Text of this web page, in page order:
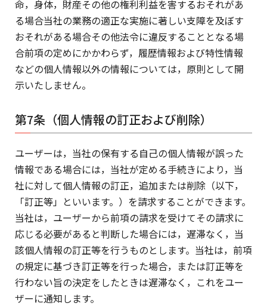
命，身体，財産その他の権利利益を害するおそれがあ
る場合当社の業務の適正な実施に著しい支障を及ぼす
おそれがある場合その他法令に違反することとなる場
合前項の定めにかかわらず，履歴情報および特性情報
などの個人情報以外の情報については，原則として開
示いたしません。
第7条（個人情報の訂正および削除）
ユーザーは，当社の保有する自己の個人情報が誤った
情報である場合には，当社が定める手続きにより，当
社に対して個人情報の訂正，追加または削除（以下，
「訂正等」といいます。）を請求することができます。
当社は，ユーザーから前項の請求を受けてその請求に
応じる必要があると判断した場合には，遅滞なく，当
該個人情報の訂正等を行うものとします。当社は，前項
の規定に基づき訂正等を行った場合，または訂正等を
行わない旨の決定をしたときは遅滞なく，これをユー
ザーに通知します。